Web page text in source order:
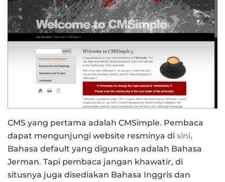
CMS yang pertama adalah CMSimple. Pembaca
dapat mengunjungi website resminya di sini.
Bahasa default yang digunakan adalah Bahasa
Jerman. Tapi pembaca jangan khawatir, di
situsnya juga disediakan Bahasa Inggris dan